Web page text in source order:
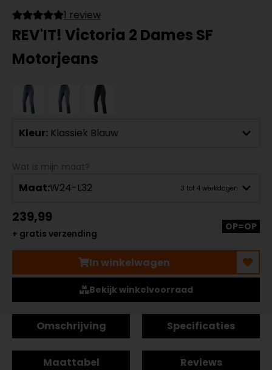
1 review
REV'IT! Victoria 2 Dames SF
Motorjeans
Kleur: Klassiek Blauw
Wat is mijn maat?
Maat:W24-L32 3 tot 4 werkdagen
239,99
+ gratis verzending
OP=OP
In winkelwagen
Bekijk winkelvoorraad
Omschrijving Specificaties
Maattabel Reviews